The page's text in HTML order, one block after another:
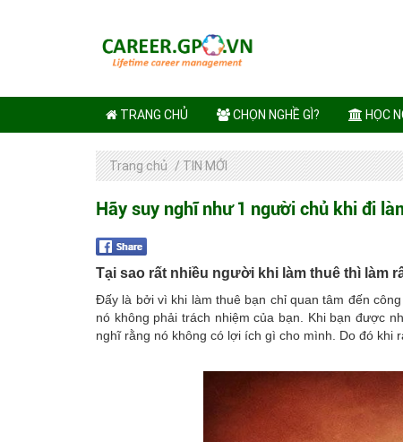
TRANG CHỦ CHỌN NGHỀ GÌ? HỌC
Trang chủ / TIN MỚI
Hãy suy nghĩ như 1 người chủ khi đi
Tại sao rất nhiều người khi làm thuê thì làm
Đấy là bởi vì khi làm thuê bạn chỉ quan tâm đến
nó không phải trách nhiệm của bạn. Khi bạn được
nghĩ rằng nó không có lợi ích gì cho mình. Do đó khi